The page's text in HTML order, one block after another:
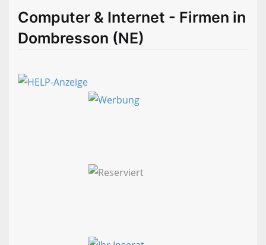
Computer & Internet - Firmen in
Dombresson (NE)